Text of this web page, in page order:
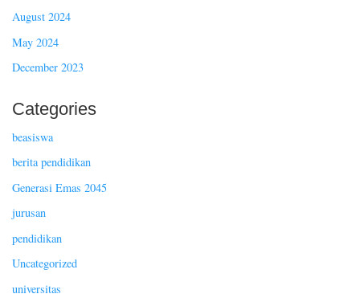
August 2024
May 2024
December 2023
Categories
beasiswa
berita pendidikan
Generasi Emas 2045
jurusan
pendidikan
Uncategorized
universitas